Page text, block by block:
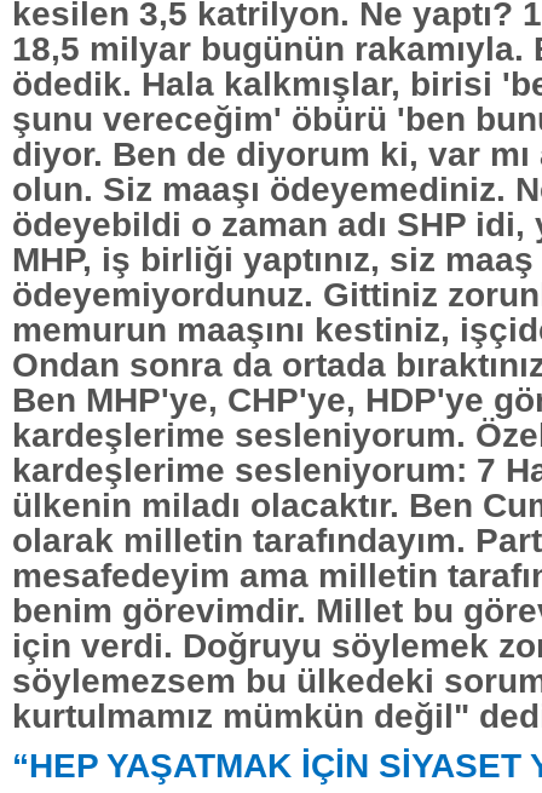
kesilen 3,5 katrilyon. Ne yaptı?
18,5 milyar bugünün rakamıyla.
ödedik. Hala kalkmışlar, birisi
şunu vereceğim' öbürü 'ben
diyor. Ben de diyorum ki, var mı
olun. Siz maaşı ödeyemediniz.
ödeyebildi o zaman adı SHP idi,
MHP, iş birliği yaptınız, siz maaş
ödeyemiyordunuz. Gittiniz
memurun maaşını kestiniz,
Ondan sonra da ortada
Ben MHP'ye, CHP'ye, HDP'ye
kardeşlerime sesleniyorum.
kardeşlerime sesleniyorum: 7
ülkenin miladı olacaktır. Ben
olarak milletin tarafındayım.
mesafedeyim ama milletin
benim görevimdir. Millet bu
için verdi. Doğruyu söylemek
söylemezsem bu ülkedeki
kurtulmamız mümkün değil"
“HEP YAŞATMAK İÇİN SİYASET